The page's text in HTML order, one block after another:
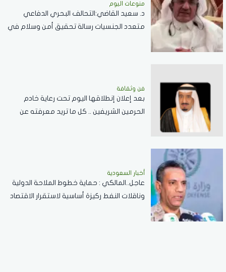
منوعات اليوم
د. سعيد القاضي:التحالف البحري الدفاعي
متعدد الجنسيات رسالة تحقيق أمن وسلام في
فن وثقافة
بعد إعلان إنطلاقها اليوم تحت رعاية خادم
الحرمين الشريفين .. كل ما تريد معرفته عن
أخبار السعودية
عاجل..المالكي : حماية خطوط الملاحة الدولية
وناقلات النفط ركيزة أساسية لاستقرار الاقتصاد